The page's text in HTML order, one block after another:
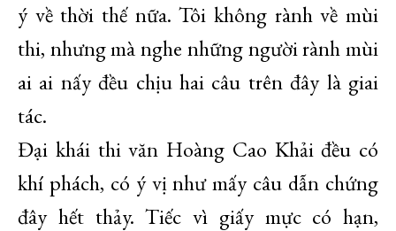
ý về thời thế nữa. Tôi không rành về mùi
thi, nhưng mà nghe những người rành mùi
ai ai nấy đều chịu hai câu trên đây là giai
tác.
Đại khái thi văn Hoàng Cao Khải đều có
khí phách, có ý vị như mấy câu dẫn chứng
đây hết thảy. Tiếc vì giấy mực có hạn,